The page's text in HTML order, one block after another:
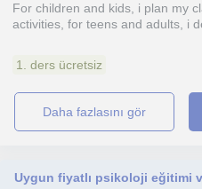
For children and kids, i plan my
activities, for teens and adults, i
1. ders ücretsiz
daha fazlasını gör
Uygun fiyatlı psikoloji eğitimi